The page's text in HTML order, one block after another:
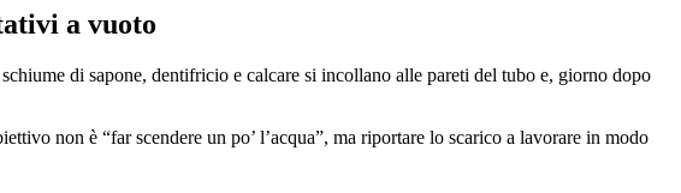
a vuoto
di sapone, dentifricio e calcare si incollano alle pareti del tubo e, giorno dopo
non è “far scendere un po’ l’acqua”, ma riportare lo scarico a lavorare in modo